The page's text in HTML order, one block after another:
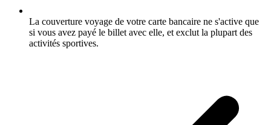
La couverture voyage de votre carte bancaire ne s'active que
si vous avez payé le billet avec elle, et exclut la plupart des
activités sportives.